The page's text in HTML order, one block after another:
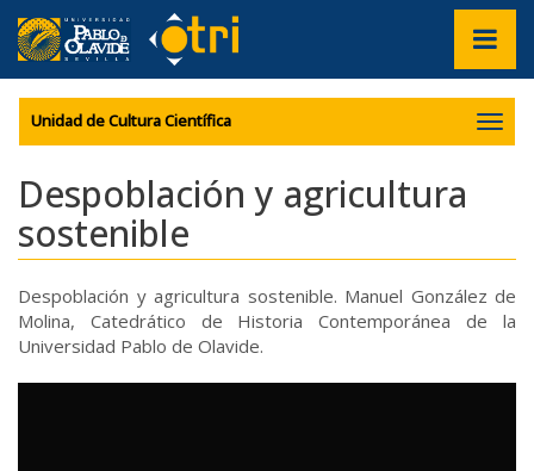
label.access.jump.content???
???
label.access.jump.header???
???
label.access.jump.footer???
label.access.jump.menu???
Unidad de Cultura Científica
Despoblación y agricultura
sostenible
Despoblación y agricultura sostenible. Manuel González de
Molina, Catedrático de Historia Contemporánea de la
Universidad Pablo de Olavide.